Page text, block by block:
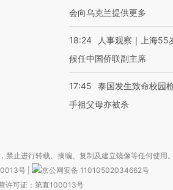
会向乌克兰提供更多
18:24
人事观察｜上海55
候任中国侨联副主席
17:45
泰国发生致命校园
手祖父母亦被杀
止进行转载、摘编、复制及建立镜像等任何使用。
号
京公网安备 11010502034662号
许可证：第直100013号